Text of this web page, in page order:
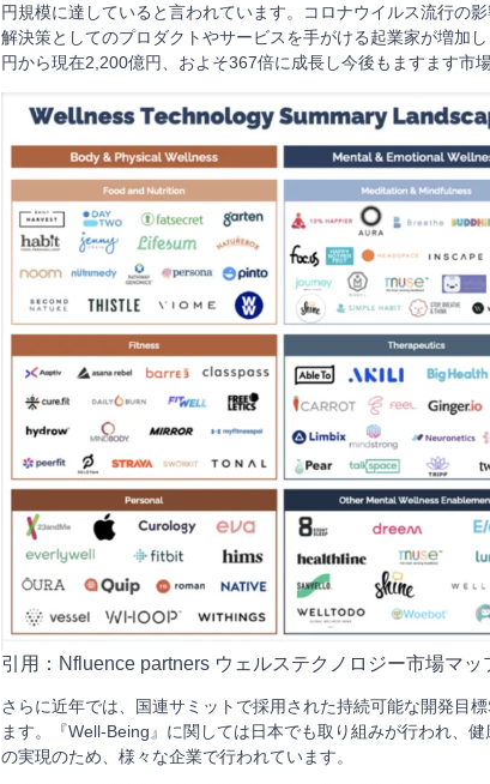
円規模に達していると言われています。コロナウイルス流行の
解決策としてのプロダクトやサービスを手がける起業家が増加
円から現在2,200億円、およそ367倍に成長し今後もますます市
引用：Nfluence partners ウェルステクノロジー市場マ
さらに近年では、国連サミットで採用された持続可能な開発目
ます。『Well-Being』に関しては日本でも取り組みが行われ、
の実現のため、様々な企業で行われています。